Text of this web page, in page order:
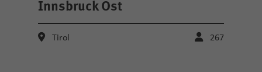
Innsbruck Ost
Tirol 267